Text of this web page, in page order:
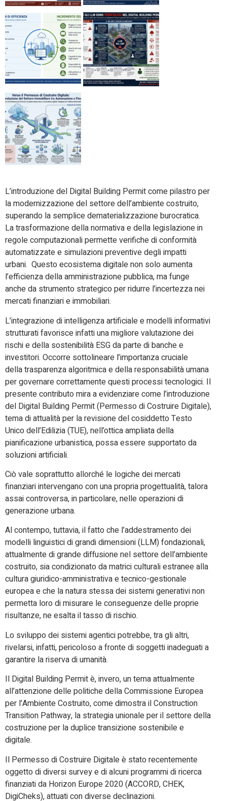
L’introduzione del Digital Building Permit come pilastro per
la modernizzazione del settore dell’ambiente costruito,
superando la semplice dematerializzazione burocratica.
La trasformazione della normativa e della legislazione in
regole computazionali permette verifiche di conformità
automatizzate e simulazioni preventive degli impatti
urbani. Questo ecosistema digitale non solo aumenta
l’efficienza della amministrazione pubblica, ma funge
anche da strumento strategico per ridurre l’incertezza nei
mercati finanziari e immobiliari.
L’integrazione di intelligenza artificiale e modelli informativi
strutturati favorisce infatti una migliore valutazione dei
rischi e della sostenibilità ESG da parte di banche e
investitori. Occorre sottolineare l’importanza cruciale
della trasparenza algoritmica e della responsabilità umana
per governare correttamente questi processi tecnologici. Il
presente contributo mira a evidenziare come l’introduzione
del Digital Building Permit (Permesso di Costruire Digitale),
tema di attualità per la revisione del cosiddetto Testo
Unico dell’Edilizia (TUE), nell’ottica ampliata della
pianificazione urbanistica, possa essere supportato da
soluzioni artificiali.
Ciò vale soprattutto allorché le logiche dei mercati
finanziari intervengano con una propria progettualità, talora
assai controversa, in particolare, nelle operazioni di
generazione urbana.
Al contempo, tuttavia, il fatto che l’addestramento dei
modelli linguistici di grandi dimensioni (LLM) fondazionali,
attualmente di grande diffusione nel settore dell’ambiente
costruito, sia condizionato da matrici culturali estranee alla
cultura giuridico-amministrativa e tecnico-gestionale
europea e che la natura stessa dei sistemi generativi non
permetta loro di misurare le conseguenze delle proprie
risultanze, ne esalta il tasso di rischio.
Lo sviluppo dei sistemi agentici potrebbe, tra gli altri,
rivelarsi, infatti, pericoloso a fronte di soggetti inadeguati a
garantire la riserva di umanità.
Il Digital Building Permit è, invero, un tema attualmente
all’attenzione delle politiche della Commissione Europea
per l’Ambiente Costruito, come dimostra il Construction
Transition Pathway, la strategia unionale per il settore della
costruzione per la duplice transizione sostenibile e
digitale.
Il Permesso di Costruire Digitale è stato recentemente
oggetto di diversi survey e di alcuni programmi di ricerca
finanziati da Horizon Europe 2020 (ACCORD, CHEK,
DigiCheks), attuati con diverse declinazioni.